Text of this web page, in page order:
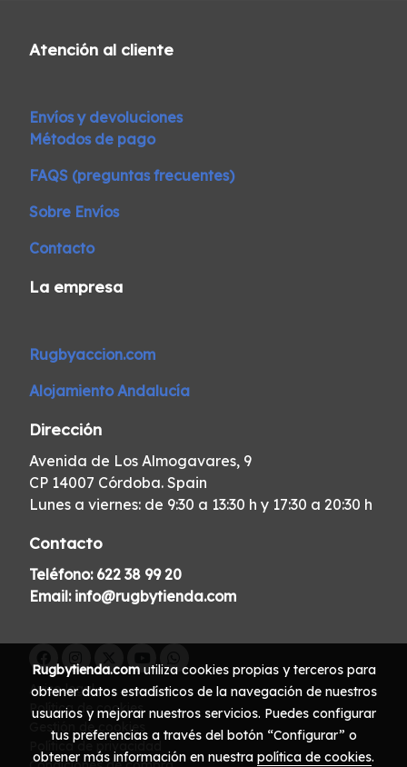
Atención al cliente
Envíos y devoluciones
Métodos de pago
FAQS (preguntas frecuentes)
Sobre Envíos
Contacto
La empresa
Rugbyaccion.com
Alojamiento Andalucía
Dirección
Avenida de Los Almogavares, 9
CP 14007 Córdoba. Spain
Lunes a viernes: de 9:30 a 13:30 h y 17:30 a 20:30 h
Contacto
Teléfono: 622 38 99 20
Email: info@rugbytienda.com
Aviso legal
Política de cookies
Gestión de cookies
Política de privacidad
Rugbytienda.comutiliza cookies propias y terceros para
obtener datos estadísticos de la navegación de nuestros
usuarios y mejorar nuestros servicios. Puedes configurar
tus preferencias a través del botón “Configurar” o
obtener más información en nuestra política de cookies.